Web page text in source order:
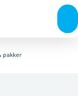
& ventiler
pakker
Overskabe